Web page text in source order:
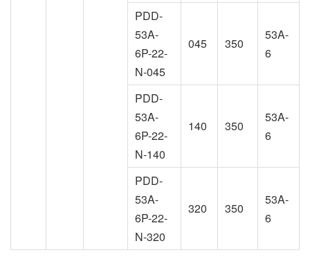
PDD-
53A-
6P-22-
N-045
045 350
53A-
6
PDD-
53A-
6P-22-
N-140
140 350
53A-
6
PDD-
53A-
6P-22-
N-320
320 350
53A-
6